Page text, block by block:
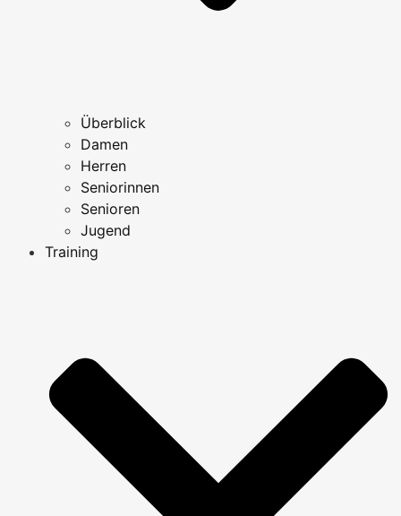
Überblick
Damen
Herren
Seniorinnen
Senioren
Jugend
Training